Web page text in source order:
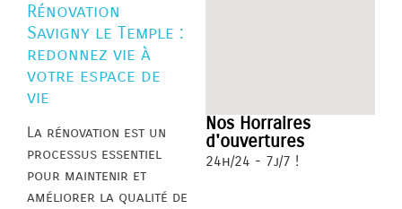
Rénovation
Savigny le Temple :
redonnez vie à
votre espace de
vie
La rénovation est un
processus essentiel
pour maintenir et
améliorer la qualité de
Nos Horraires
d'ouvertures
24h/24 - 7j/7 !